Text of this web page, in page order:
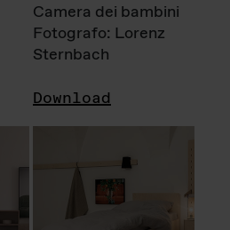
Camera dei bambini
Fotografo: Lorenz
Sternbach
Download